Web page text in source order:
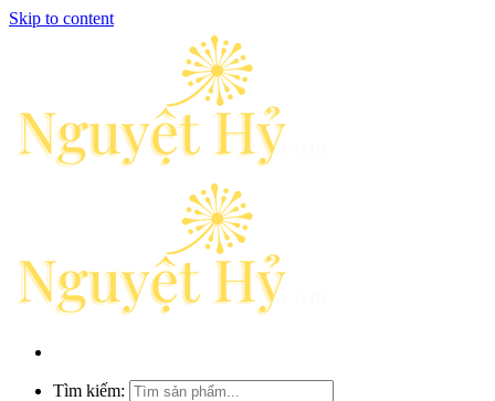
Skip to content
Tìm kiếm: